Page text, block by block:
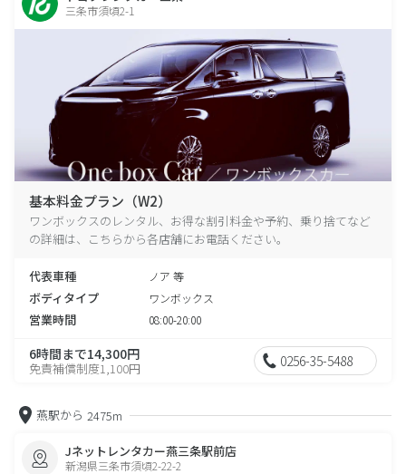
三条市須頃2-1
基本料金プラン（W2）
ワンボックスのレンタル、お得な割引料金や予約、乗り捨てなど
の詳細は、こちらから各店舗にお電話ください。
代表車種 ノア 等
ボディタイプ ワンボックス
営業時間 08:00-20:00
6時間まで14,300円
免責補償制度1,100円 0256-35-5488
燕駅から 2475m
Jネットレンタカー燕三条駅前店
新潟県三条市須頃2-22-2